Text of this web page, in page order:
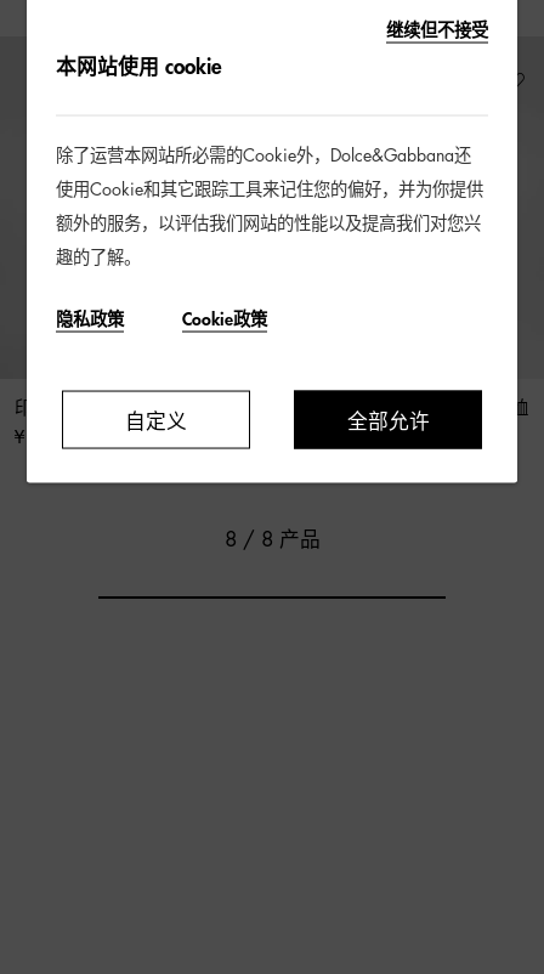
印花饰以亮片刺绣针织T恤
¥ 2,400
马约利卡印花平纹针织短袖 T 恤
8 / 8 产品
继续但不接受
本网站使用 cookie
除了运营本网站所必需的Cookie外，Dolce&Gabbana还
使用Cookie和其它跟踪工具来记住您的偏好，并为你提供
额外的服务，以评估我们网站的性能以及提高我们对您兴
趣的了解。
隐私政策 Cookie政策
自定义 全部允许